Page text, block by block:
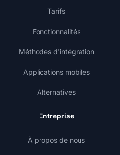
Tarifs
Fonctionnalités
Méthodes d'intégration
Applications mobiles
Alternatives
Entreprise
À propos de nous